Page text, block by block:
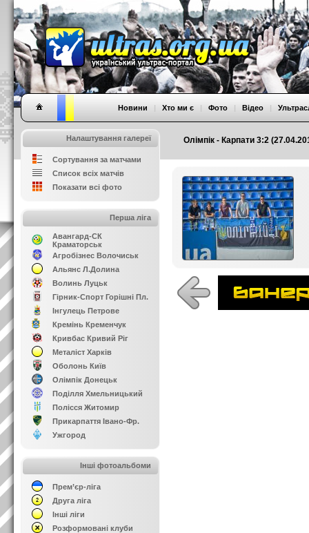
Олімпік - Карпати 3:2
Новини | Хто ми є | Фото | Відео |
Налаштування галереї
Сортування за матчами
Список всіх матчів
Показати всі фото
Перша ліга
Авангард-СК
Краматорськ
Агробізнес Волочиськ
Альянс Л.Долина
Волинь Луцьк
Гірник-Спорт Горішні Пл.
Інгулець Петрове
Кремінь Кременчук
Кривбас Кривий Ріг
Металіст Харків
Оболонь Київ
Олімпік Донецьк
Поділля Хмельницький
Полісся Житомир
Прикарпаття Івано-Фр.
Ужгород
Інші фотоальбоми
Прем’єр-ліга
Друга ліга
Інші ліги
Розформовані клуби